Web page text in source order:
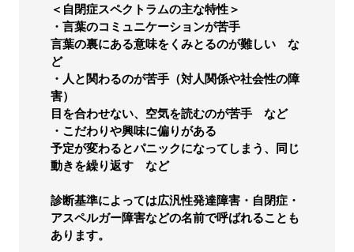
＜自閉症スペクトラムの主な特性＞
・言葉のコミュニケーションが苦手
言葉の裏にある意味をくみとるのが難しい な
ど
・人と関わるのが苦手（対人関係や社会性の障
害）
目を合わせない、空気を読むのが苦手 など
・こだわりや興味に偏りがある
予定が変わるとパニックになってしまう、同じ
動きを繰り返す など
診断基準によっては広汎性発達障害・自閉症・
アスペルガー障害などの名前で呼ばれることも
あります。